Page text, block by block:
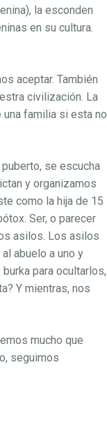
la esconden
en su cultura.
aceptar. También
civilización. La
una familia si esta no
se escucha
y organizamos
como la hija de 15
Ser, o parecer
asilos. Los asilos
abuelo a uno y
para ocultarlos,
Y mientras, nos
mucho que
seguimos